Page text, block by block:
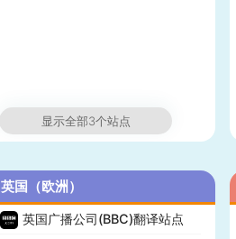
显示全部3个站点
英国（欧洲）
英国广播公司(BBC)翻译站点